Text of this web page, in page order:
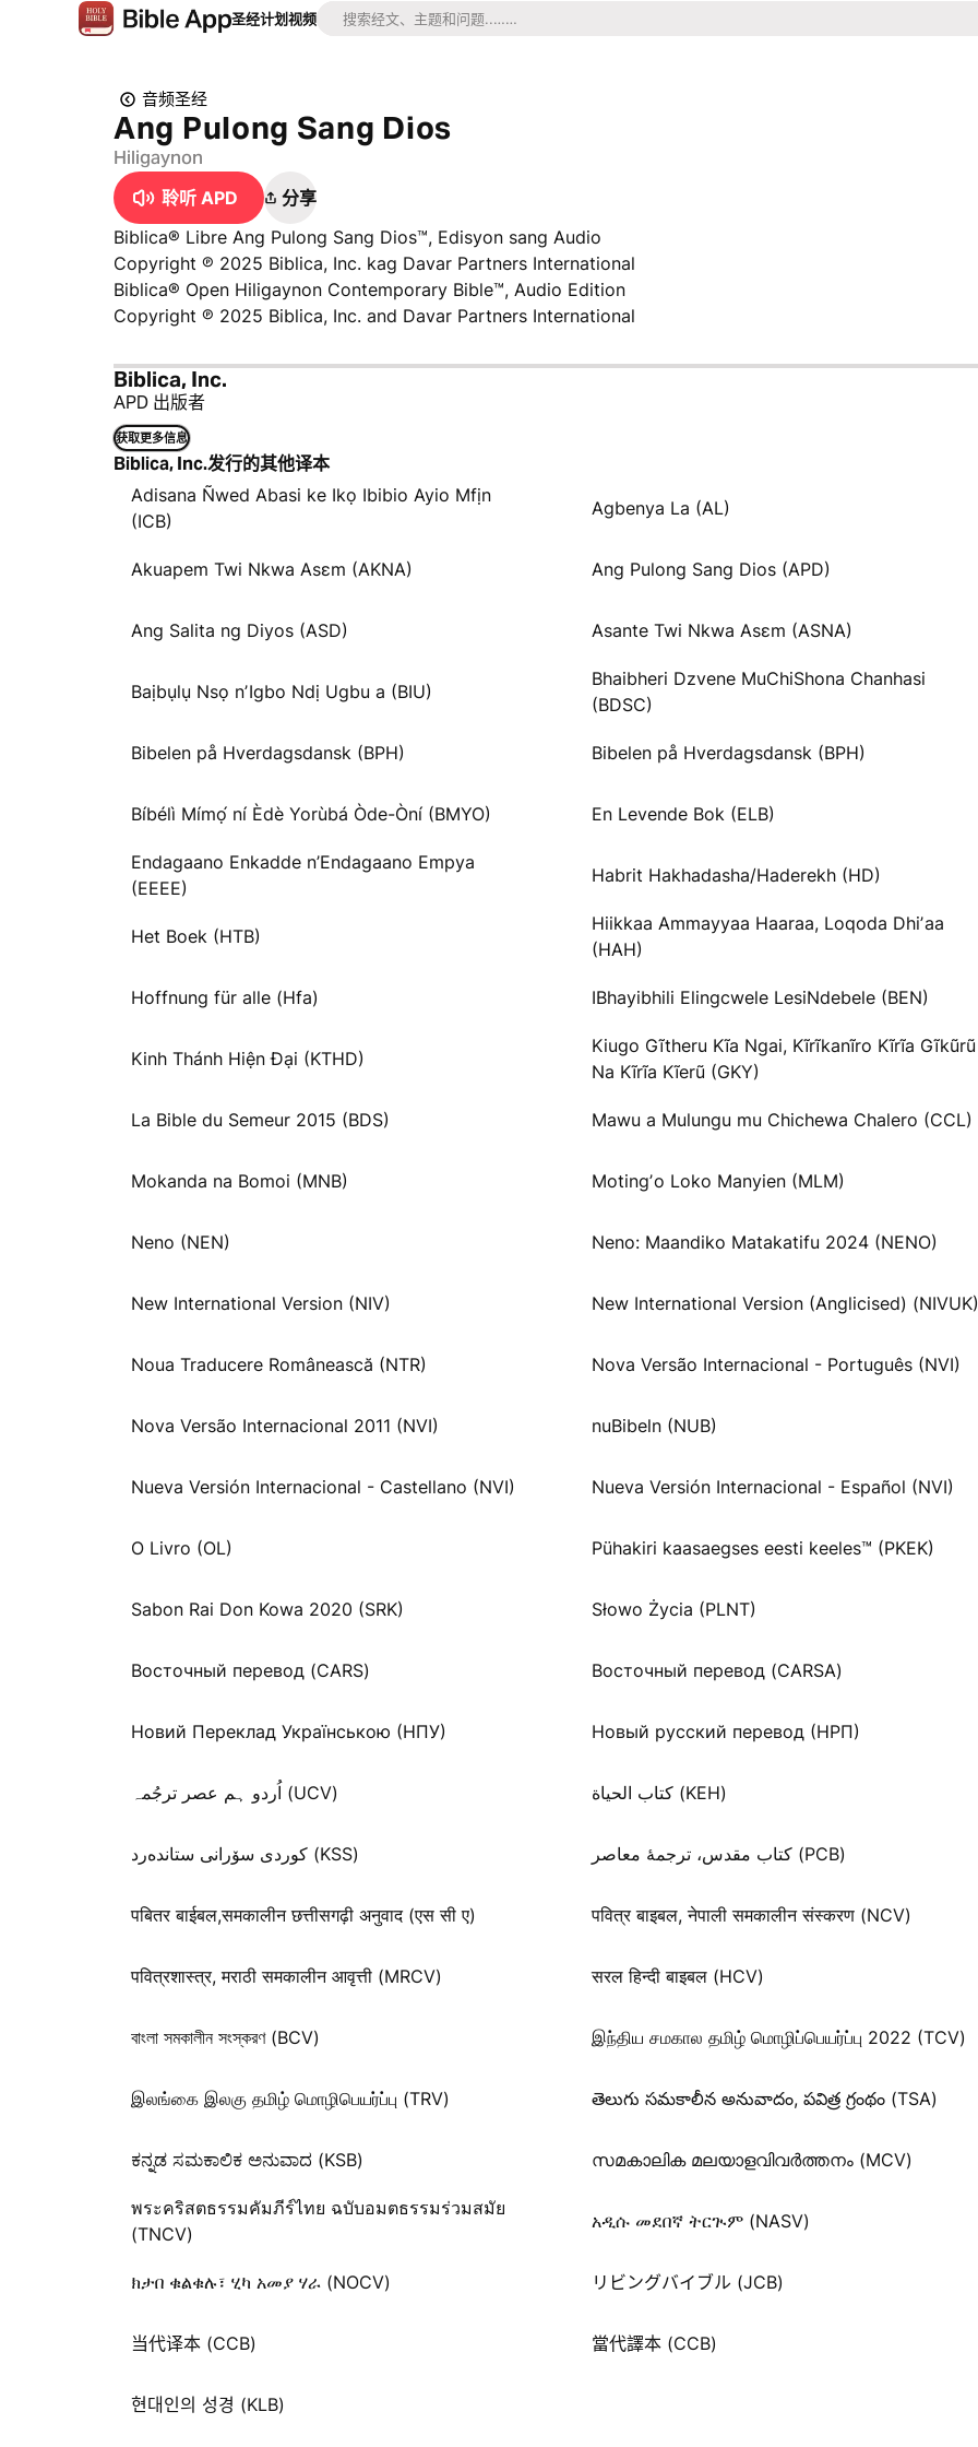
圣经计划视频
音频圣经
Ang Pulong Sang Dios
Hiligaynon
聆听 APD
分享
Biblica® Libre Ang Pulong Sang Dios™, Edisyon sang Audio
Copyright ℗ 2025 Biblica, Inc. kag Davar Partners International
Biblica® Open Hiligaynon Contemporary Bible™, Audio Edition
Copyright ℗ 2025 Biblica, Inc. and Davar Partners International
Biblica, Inc.
APD 出版者
获取更多信息
Biblica, Inc.发行的其他译本
Adisana Ñwed Abasi ke Ikọ Ibibio Ayio Mfịn
(ICB)
Agbenya La (AL)
Akuapem Twi Nkwa Asɛm (AKNA) Ang Pulong Sang Dios (APD)
Ang Salita ng Diyos (ASD) Asante Twi Nkwa Asɛm (ASNA)
Baịbụlụ Nsọ nʼIgbo Ndị Ugbu a (BIU)
Bhaibheri Dzvene MuChiShona Chanhasi
(BDSC)
Bibelen på Hverdagsdansk (BPH) Bibelen på Hverdagsdansk (BPH)
Bíbélì Mímọ́ ní Èdè Yorùbá Òde-Òní (BMYO) En Levende Bok (ELB)
Endagaano Enkadde n’Endagaano Empya
(EEEE)
Habrit Hakhadasha/Haderekh (HD)
Het Boek (HTB)
Hiikkaa Ammayyaa Haaraa, Loqoda Dhiʼaa
(HAH)
Hoffnung für alle (Hfa) IBhayibhili Elingcwele LesiNdebele (BEN)
Kinh Thánh Hiện Đại (KTHD)
Kiugo Gĩtheru Kĩa Ngai, Kĩrĩkanĩro Kĩrĩa Gĩkũrũ
Na Kĩrĩa Kĩerũ (GKY)
La Bible du Semeur 2015 (BDS) Mawu a Mulungu mu Chichewa Chalero (CCL)
Mokanda na Bomoi (MNB) Motingʼo Loko Manyien (MLM)
Neno (NEN) Neno: Maandiko Matakatifu 2024 (NENO)
New International Version (NIV) New International Version (Anglicised) (NIVUK)
Noua Traducere Românească (NTR) Nova Versão Internacional - Português (NVI)
Nova Versão Internacional 2011 (NVI) nuBibeln (NUB)
Nueva Versión Internacional - Castellano (NVI) Nueva Versión Internacional - Español (NVI)
O Livro (OL) Pühakiri kaasaegses eesti keeles™ (PKEK)
Sabon Rai Don Kowa 2020 (SRK) Słowo Życia (PLNT)
Восточный перевод (CARS) Восточный перевод (CARSA)
Новий Переклад Українською (НПУ) Новый русский перевод (НРП)
اُردو ہم عصر ترجُمہ (UCV) كتاب الحياة (KEH)
كوردی سۆرانی ستانده‌رد (KSS) کتاب مقدس، ترجمۀ معاصر (PCB)
पबितर बाईबल,समकालीन छत्तीसगढ़ी अनुवाद (एस सी ए) पवित्र बाइबल, नेपाली समकालीन संस्करण (NCV)
पवित्रशास्त्र, मराठी समकालीन आवृत्ती (MRCV) सरल हिन्दी बाइबल (HCV)
বাংলা সমকালীন সংস্করণ (BCV) இந்திய சமகால தமிழ் மொழிப்பெயர்ப்பு 2022 (TCV)
இலங்கை இலகு தமிழ் மொழிபெயர்ப்பு (TRV) తెలుగు సమకాలీన అనువాదం, పవిత్ర గ్రంథం (TSA)
ಕನ್ನಡ ಸಮಕಾಲಿಕ ಅನುವಾದ (KSB) സമകാലിക മലയാളവിവർത്തനം (MCV)
พระคริสตธรรมคัมภีร์ไทย ฉบับอมตธรรมร่วมสมัย
(TNCV)
አዲሱ መደበኛ ትርጒም (NASV)
ክታበ ቁልቁሉ፣ ሂካ አመያ ሃራ (NOCV) リビングバイブル (JCB)
当代译本 (CCB) 當代譯本 (CCB)
현대인의 성경 (KLB)